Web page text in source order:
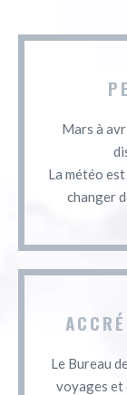
Mars à
La météo
changer
Le Bureau
voyages et